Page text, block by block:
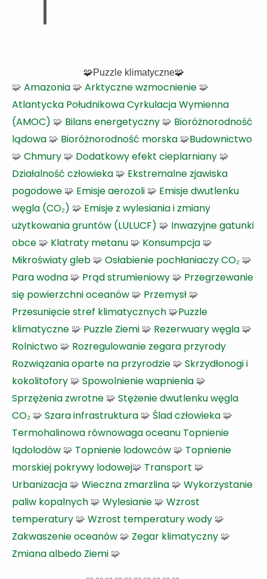
🧩Puzzle klimatyczne🧩
🧩 Amazonia 🧩 Arktyczne wzmocnienie 🧩
Atlantycka Południkowa Cyrkulacja Wymienna
(AMOC) 🧩 Bilans energetyczny 🧩 Bioróżnorodność
lądowa 🧩 Bioróżnorodność morska 🧩Budownictwo
🧩 Chmury 🧩 Dodatkowy efekt cieplarniany 🧩
Działalność człowieka 🧩 Ekstremalne zjawiska
pogodowe 🧩 Emisje aerozoli 🧩 Emisje dwutlenku
węgla (CO₂) 🧩 Emisje z wylesiania i zmiany
użytkowania gruntów (LULUCF) 🧩 Inwazyjne gatunki
obce 🧩 Klatraty metanu 🧩 Konsumpcja 🧩
Mikroświaty gleb 🧩 Osłabienie pochłaniaczy CO₂ 🧩
Para wodna 🧩 Prąd strumieniowy 🧩 Przegrzewanie
się powierzchni oceanów 🧩 Przemysł 🧩
Przesunięcie stref klimatycznych 🧩Puzzle
klimatyczne 🧩 Puzzle Ziemi 🧩 Rezerwuary węgla 🧩
Rolnictwo 🧩 Rozregulowanie zegara przyrody
Rozwiązania oparte na przyrodzie 🧩 Skrzydłonogi i
kokolitofory 🧩 Spowolnienie wapnienia 🧩
Sprzężenia zwrotne 🧩 Stężenie dwutlenku węgla
CO₂ 🧩 Szara infrastruktura 🧩 Ślad człowieka 🧩
Termohalinowa równowaga oceanu Topnienie
lądolodów 🧩 Topnienie lodowców 🧩 Topnienie
morskiej pokrywy lodowej🧩 Transport 🧩
Urbanizacja 🧩 Wieczna zmarzlina 🧩 Wykorzystanie
paliw kopalnych 🧩 Wylesianie 🧩 Wzrost
temperatury 🧩 Wzrost temperatury wody 🧩
Zakwaszenie oceanów 🧩 Zegar klimatyczny 🧩
Zmiana albedo Ziemi 🧩